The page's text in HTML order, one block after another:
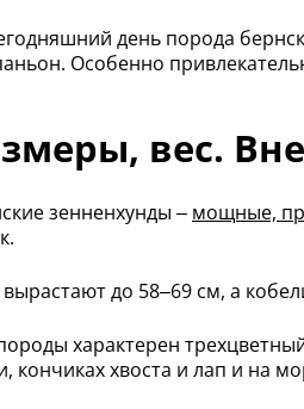
день порода
Особенно
вес.
зенненхунды – мощные,
до 58–69 см, а
характерен
кончиках хвоста и лап и на